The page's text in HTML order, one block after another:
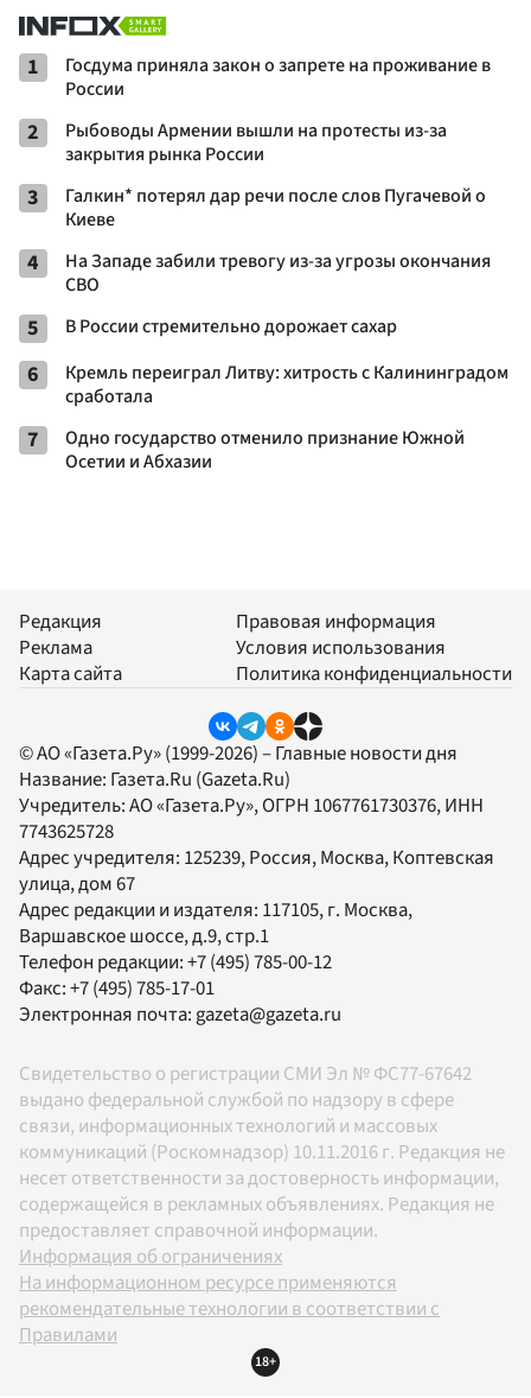
1
Госдума приняла закон о запрете на проживание в
России
2
Рыбоводы Армении вышли на протесты из-за
закрытия рынка России
3
Галкин* потерял дар речи после слов Пугачевой о
Киеве
4
На Западе забили тревогу из-за угрозы окончания
СВО
5 В России стремительно дорожает сахар
6
Кремль переиграл Литву: хитрость с Калининградом
сработала
7
Одно государство отменило признание Южной
Осетии и Абхазии
Редакция
Реклама
Карта сайта
Правовая информация
Условия использования
Политика конфиденциальности
© АО «Газета.Ру» (1999-2026) – Главные новости дня
Название: Газета.Ru (Gazeta.Ru)
Учредитель:АО «Газета.Ру», ОГРН 1067761730376, ИНН
7743625728
Адрес учредителя: 125239, Россия, Москва, Коптевская
улица, дом 67
Адрес редакции и издателя: 117105, г. Москва,
Варшавское шоссе, д.9, стр.1
Телефон редакции:+7 (495) 785-00-12
Факс:+7 (495) 785-17-01
Электронная почта: gazeta@gazeta.ru
Свидетельство о регистрации СМИ Эл № ФС77-67642
выдано федеральной службой по надзору в сфере
связи, информационных технологий и массовых
коммуникаций (Роскомнадзор) 10.11.2016 г. Редакция не
несет ответственности за достоверность информации,
содержащейся в рекламных объявлениях. Редакция не
предоставляет справочной информации.
Информация об ограничениях
На информационном ресурсе применяются
рекомендательные технологии в соответствии с
Правилами
18+